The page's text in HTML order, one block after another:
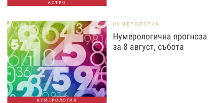
АСТРО
НУМЕРОЛОГИЯ
НУМЕРОЛОГИЯ
Нумерологична прогноза
за 8 август, събота